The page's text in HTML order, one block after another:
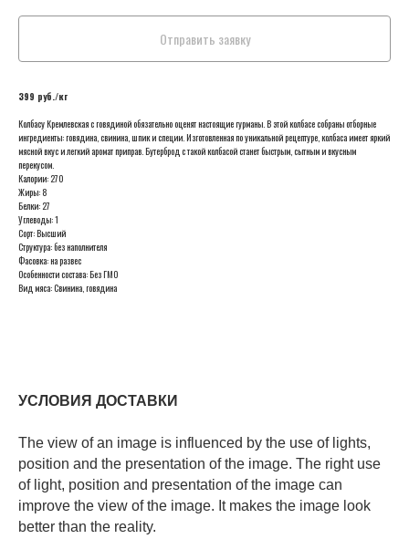
Отправить заявку
399 руб./кг
Колбасу Кремлевская с говядиной обязательно оценят настоящие гурманы. В этой колбасе собраны отборные
ингредиенты: говядина, свинина, шпик и специи. Изготовленная по уникальной рецептуре, колбаса имеет яркий
мясной вкус и легкий аромат приправ. Бутерброд с такой колбасой станет быстрым, сытным и вкусным
перекусом.
Калории: 270
Жиры: 8
Белки: 27
Углеводы: 1
Сорт: Высший
Структура: без наполнителя
Фасовка: на развес
Особенности состава: Без ГМО
Вид мяса: Свинина, говядина
УСЛОВИЯ ДОСТАВКИ
The view of an image is influenced by the use of lights,
position and the presentation of the image. The right use
of light, position and presentation of the image can
improve the view of the image. It makes the image look
better than the reality.